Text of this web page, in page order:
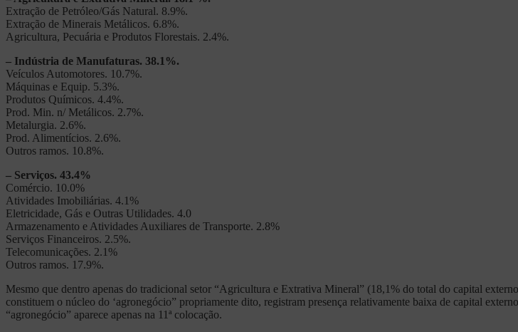
Extração de Petróleo/Gás Natural. 8.9%.
Extração de Minerais Metálicos. 6.8%.
Agricultura, Pecuária e Produtos Florestais. 2.4%.
– Indústria de Manufaturas. 38.1%.
Veículos Automotores. 10.7%.
Máquinas e Equip. 5.3%.
Produtos Químicos. 4.4%.
Prod. Min. n/ Metálicos. 2.7%.
Metalurgia. 2.6%.
Prod. Alimentícios. 2.6%.
Outros ramos. 10.8%.
– Serviços. 43.4%
Comércio. 10.0%
Atividades Imobiliárias. 4.1%
Eletricidade, Gás e Outras Utilidades. 4.0
Armazenamento e Atividades Auxiliares de Transporte. 2.8%
Serviços Financeiros. 2.5%.
Telecomunicações. 2.1%
Outros ramos. 17.9%.
Mesmo que dentro apenas do tradicional setor “Agricultura e Extrativa Mineral” (18,1% do total do capital
constituem o núcleo do ‘agronegócio” propriamente dito, registram presença relativamente baixa de capital
“agronegócio” aparece apenas na 11ª colocação.